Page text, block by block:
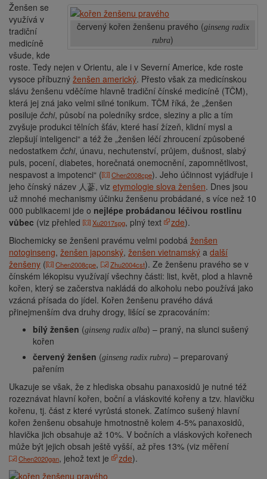
červený kořen ženšenu pravého (ginseng radix
rubra)
Ženšen se
využívá v
tradiční
medicíně
všude, kde
roste. Tedy nejen v Orientu, ale i v Severní Americe, kde roste
vysoce příbuzný ženšen americký. Přesto však za medicínskou
slávu ženšenu vděčíme hlavně tradiční čínské medicíně (TČM),
která jej zná jako velmi silné tonikum. TČM říká, že ženšen
posiluje čchi, působí na poledníky srdce, sleziny a plic a tím
zvyšuje produkci tělních šťáv, které hasí žízeň, klidní mysl a
zlepšují inteligenci a též že ženšen léčí zhroucení způsobené
nedostatkem čchi, únavu, nechutenství, průjem, dušnost, slabý
puls, pocení, diabetes, horečnatá onemocnění, zapomnětlivost,
nespavost a impotenci ( Chen2008cpe). Jeho účinnost vyjádřuje i
jeho čínský název 人蔘, viz etymologie slova ženšen. Dnes jsou
už mnohé mechanismy účinku ženšenu probádané, s více než 10
000 publikacemi jde o nejlépe probádanou léčivou rostlinu
vůbec (viz přehled Xu2017spg, plný text zde).
Biochemicky se ženšeni pravému velmi podobá ženšen
notoginseng, ženšen japonský, ženšen vietnamský a další
ženšeny ( Chen2008cpe, Zhu2004cst). Ze ženšenu pravého se v
čínském lékopisu využívají všechny části: list, květ, plod a hlavně
kořen, který se začerstva nakládá do alkoholu nebo používá jako
vzácná přísada do jídel. Kořen ženšenu pravého dává
přinejmenším dva druhy drogy, lišící se zpracováním:
bílý ženšen (ginseng radix alba) – praný, na slunci sušený
kořen
červený ženšen (ginseng radix rubra) – preparovaný
pařením
Ukazuje se však, že z hlediska obsahu panaxosidů je nutné též
rozeznávat hlavní kořen, boční a vláskovité kořeny a tzv. hlavičku
kořenu, tj. část z které vyrůstá stonek. Zatímco sušený hlavní
kořen ženšenu obsahuje hmotnostně kolem 4-5% panaxosidů,
hlavička jich obsahuje až 10%. V bočních a vláskových kořenech
může být jejich obsah ještě vyšší, až přes 13% (viz měření
Chen2020gan, jehož text je zde).